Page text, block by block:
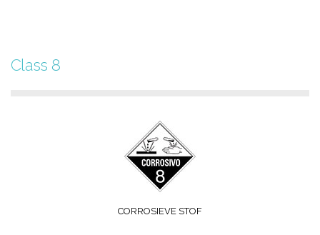
Class 8
CORROSIEVE STOF